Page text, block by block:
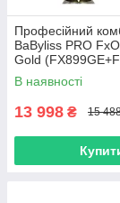
Професійний
BaByliss PRO
Gold
В наявності
13 998 ₴ 15